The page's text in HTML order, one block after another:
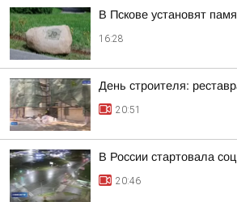
В Пскове установят
16:28
День строителя:
20:51
В России стартовала
20:46